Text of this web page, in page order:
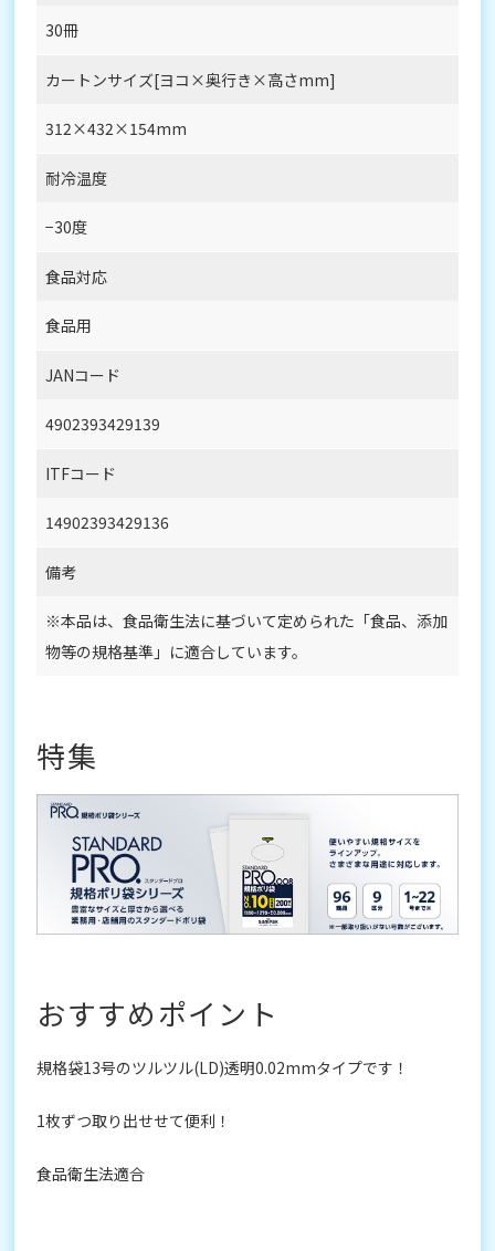
30冊
カートンサイズ[ヨコ×奥行き×高さmm]
312×432×154mm
耐冷温度
−30度
食品対応
食品用
JANコード
4902393429139
ITFコード
14902393429136
備考
※本品は、食品衛生法に基づいて定められた「食品、添加
物等の規格基準」に適合しています。
特集
おすすめポイント
規格袋13号のツルツル(LD)透明0.02mmタイプです！
1枚ずつ取り出せせて便利！
食品衛生法適合